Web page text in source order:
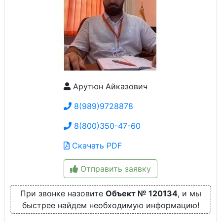
Арутюн Айказович
8(989)9728878
8(800)350-47-60
Скачать PDF
Отправить заявку
При звонке назовите Объект № 120134, и мы
быстрее найдем необходимую информацию!